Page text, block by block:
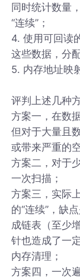
同时统计数量
“连续”；
4. 使用可回读
这些数据，分
5. 内存地址映
评判上述几种
方案一，在数
但对于大量且
或带来严重的
方案二，对于
一次扫描；
方案三，实际
的“连续”，缺
成链表（至少
针也造成了一
内存清理；
方案四，一次